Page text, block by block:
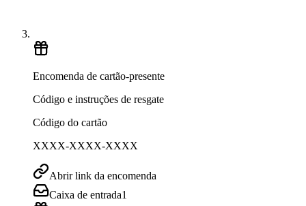
Encomenda de cartão-presente
Código e instruções de resgate
Código do cartão
XXXX-XXXX-XXXX
Abrir link da encomenda
Caixa de entrada1